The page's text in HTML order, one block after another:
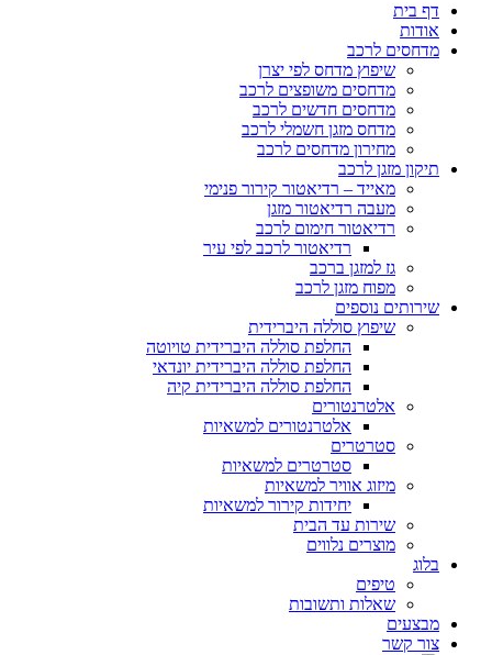
דף בית
אודות
מדחסים לרכב
שיפוץ מדחס לפי יצרן
מדחסים משופצים לרכב
מדחסים חדשים לרכב
מדחס מזגן חשמלי לרכב
מחירון מדחסים לרכב
תיקון מזגן לרכב
מאייד – רדיאטור קירור פנימי
מעבה רדיאטור מזגן
רדיאטור חימום לרכב
רדיאטור לרכב לפי עיר
גז למזגן ברכב
מפוח מזגן לרכב
שירותים נוספים
שיפוץ סוללה היברידית
החלפת סוללה היברידית טויוטה
החלפת סוללה היברידית יונדאי
החלפת סוללה היברידית קיה
אלטרנטורים
אלטרנטורים למשאיות
סטרטרים
סטרטרים למשאיות
מיזוג אוויר למשאיות
יחידות קירור למשאיות
שירות עד הבית
מוצרים נלווים
בלוג
טיפים
שאלות ותשובות
מבצעים
צור קשר